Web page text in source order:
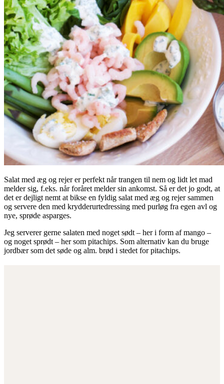
Salat med æg og rejer er perfekt når trangen til nem og lidt let mad
melder sig, f.eks. når foråret melder sin ankomst. Så er det jo godt, at
det er dejligt nemt at bikse en fyldig salat med æg og rejer sammen
og servere den med krydderurtedressing med purløg fra egen avl og
nye, sprøde asparges.
Jeg serverer gerne salaten med noget sødt – her i form af mango –
og noget sprødt – her som pitachips. Som alternativ kan du bruge
jordbær som det søde og alm. brød i stedet for pitachips.